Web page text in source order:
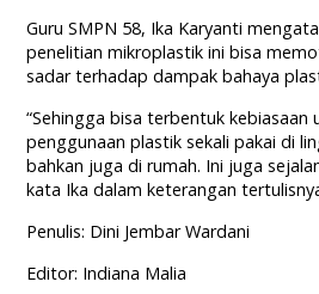
Guru SMPN 58, Ika Karyanti
penelitian mikroplastik ini bisa
sadar terhadap dampak bahaya
“Sehingga bisa terbentuk kebiasaan
penggunaan plastik sekali pakai di
bahkan juga di rumah. Ini juga
kata Ika dalam keterangan
Penulis: Dini Jembar Wardani
Editor: Indiana Malia